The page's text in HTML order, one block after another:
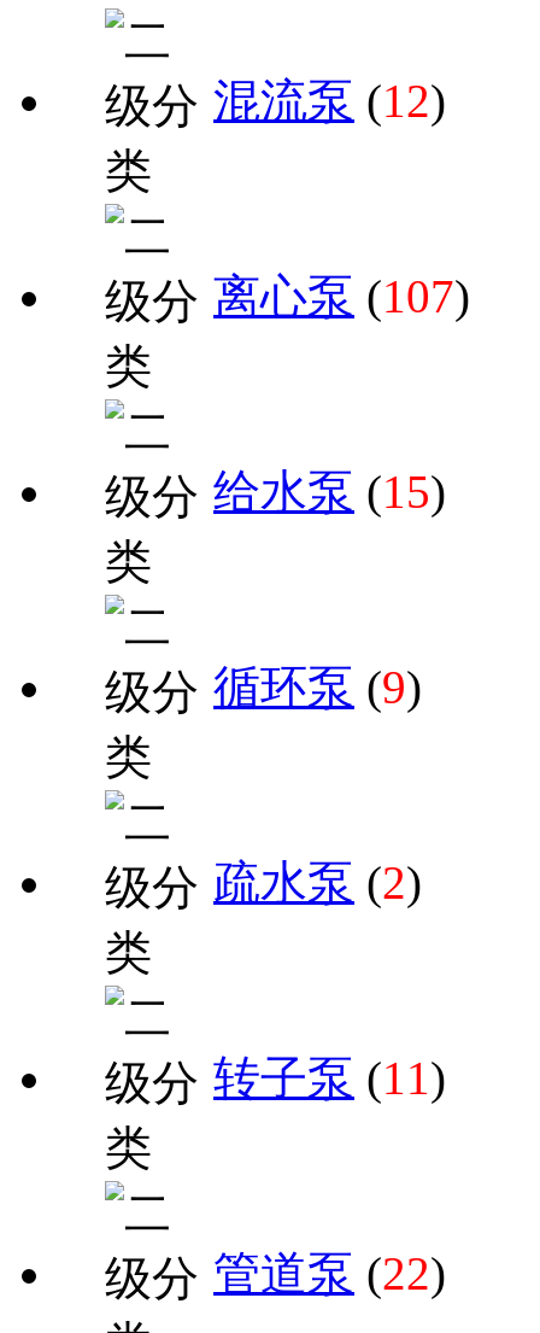
混流泵 (12)
离心泵 (107)
给水泵 (15)
循环泵 (9)
疏水泵 (2)
转子泵 (11)
管道泵 (22)